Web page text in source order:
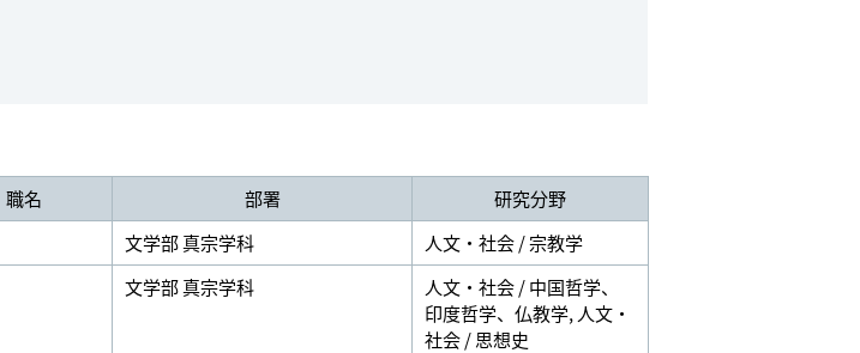
職名 部署
研究分野
文学部 真宗学科
人文・社会 / 宗教学
文学部 真宗学科
人文・社会 / 中国哲学、
印度哲学、仏教学, 人文・
社会 / 思想史